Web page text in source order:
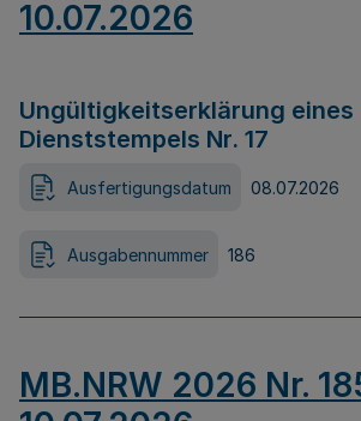
10.07.2026
Ungültigkeitserklärung eines
Dienststempels Nr. 17
Ausfertigungsdatum 08.07.2026
Ausgabennummer 186
MB.NRW 2026 Nr.